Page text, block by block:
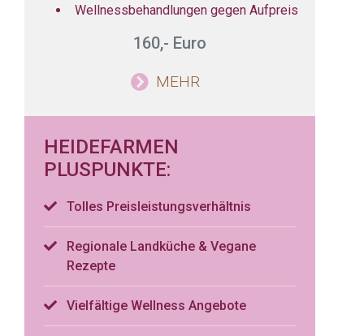
Wellnessbehandlungen gegen Aufpreis
160,- Euro
MEHR
HEIDEFARMEN
PLUSPUNKTE:
Tolles Preisleistungsverhältnis
Regionale Landküche & Vegane
Rezepte
Vielfältige Wellness Angebote